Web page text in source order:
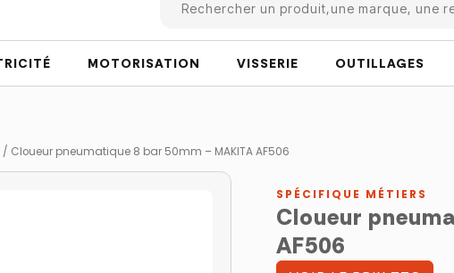
Rechercher un produit,une marque, une
MOTORISATION VISSERIE OUTILLAGES
/ Cloueur pneumatique 8 bar 50mm – MAKITA AF506
SPÉCIFIQUE MÉTIERS
Cloueur
AF506